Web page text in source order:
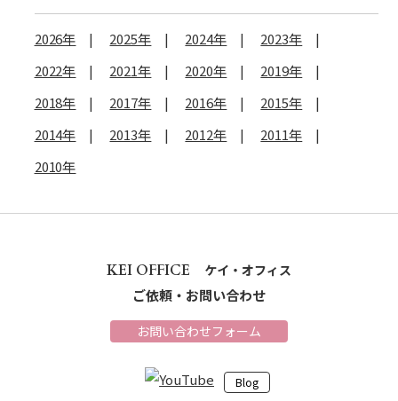
2026年 2025年 2024年
2023年
2022年
2021年 2020年
2019年
2018年
2017年 2016年
2015年
2014年
2013年 2012年
2011年
2010年
KEI OFFICE ケイ・オフィス
ご依頼・お問い合わせ
お問い合わせフォーム
Blog